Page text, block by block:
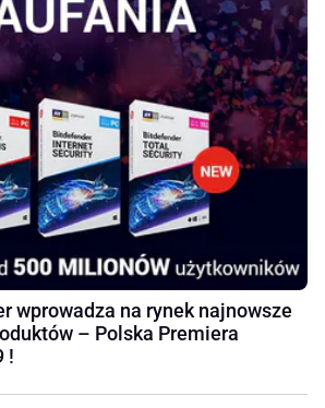
wprowadza na rynek najnowsze
– Polska Premiera
!